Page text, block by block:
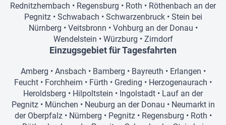
Rednitzhembach • Regensburg • Roth • Röthenbach an der
Pegnitz• Schwabach • Schwarzenbruck• Stein bei
Nürnberg • Veitsbronn • Vohburg an der Donau •
Wendelstein • Würzburg • Zirndorf
Einzugsgebiet für Tagesfahrten
Amberg • Ansbach • Bamberg • Bayreuth • Erlangen •
Feucht • Forchheim • Fürth • Greding • Herzogenaurach •
Heroldsberg • Hilpoltstein • Ingolstadt • Lauf an der
Pegnitz• München • Neuburg an der Donau • Neumarkt in
der Oberpfalz• Nürnberg • Pegnitz• Regensburg • Roth •